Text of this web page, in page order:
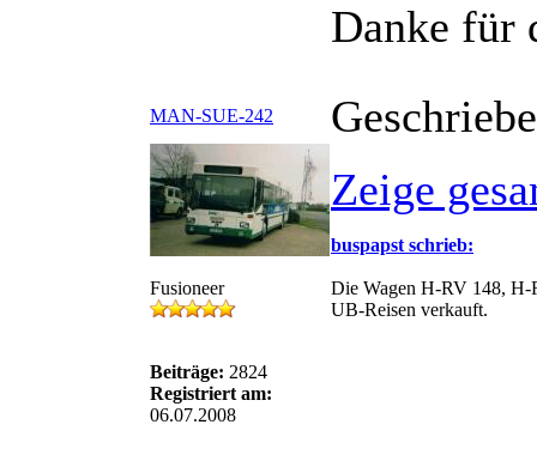
Danke für
MAN-SUE-242
Fusioneer
Beiträge: 2824
Registriert am:
06.07.2008
Zeige
buspapst schrieb:
Die Wagen H-RV 148, H-
UB-Reisen verkauft.